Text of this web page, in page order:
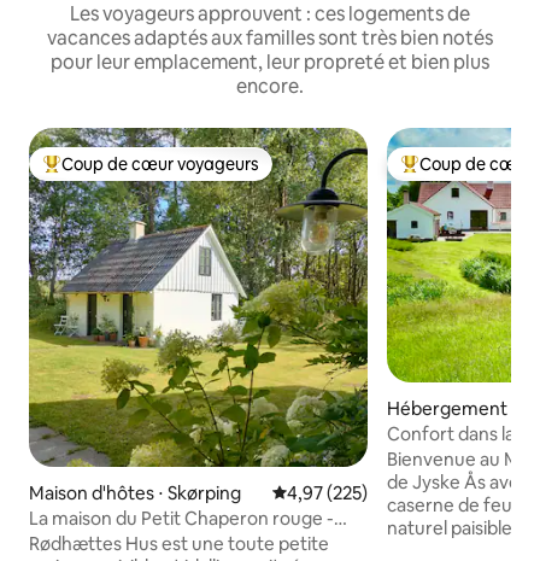
Les voyageurs approuvent : ces logements de
vacances adaptés aux familles sont très bien notés
pour leur emplacement, leur propreté et bien plus
encore.
Coups de cœur voyageurs les plus appréciés
Coup de cœur voyageurs
Maison d'hôtes ⋅ Skørping Évaluation moyenne sur la
4,97 (225)
La maison du Petit Chaperon rouge -
cachée dans la forêt profonde et
Rødhættes Hus est une toute petite
Coups de cœur
Coup de cœur
Hébergement ⋅
Confort dans la
feu et sauna
Bienvenue au
de Jyske Ås avec
caserne de feu et
naturel paisible.